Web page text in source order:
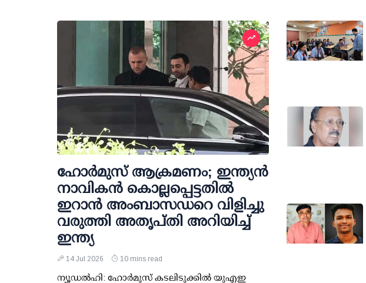
ഹോര്‍മുസ് ആക്രമണം; ഇന്ത്യന്‍
നാവികന്‍ കൊല്ലപ്പെട്ടതില്‍
ഇറാന്‍ അംബാസഡറെ വിളിച്ചു
വരുത്തി അതൃപ്തി അറിയിച്ച്
ഇന്ത്യ
14 Jul 2026 10 mins read
ന്യൂഡല്‍ഹി: ഹോര്‍മുസ് കടലിടുക്കില്‍ യുഎഇ